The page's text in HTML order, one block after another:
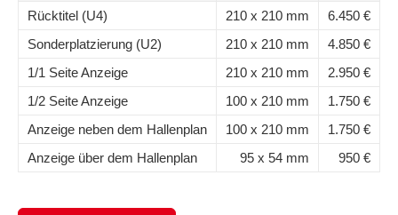
Rücktitel (U4)
210 x 210 mm
6.450 €
Sonderplatzierung (U2)
210 x 210 mm
4.850 €
1/1 Seite Anzeige
210 x 210 mm
2.950 €
1/2 Seite Anzeige
100 x 210 mm
1.750 €
Anzeige neben dem Hallenplan
100 x 210 mm
1.750 €
Anzeige über dem Hallenplan
95 x 54 mm 950 €